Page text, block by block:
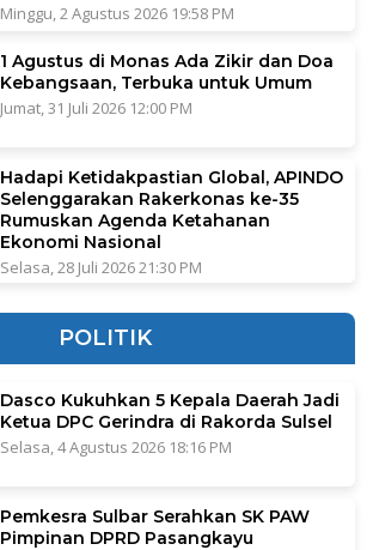
Minggu, 2 Agustus 2026 19:58 PM
1 Agustus di Monas Ada Zikir dan Doa
Kebangsaan, Terbuka untuk Umum
Jumat, 31 Juli 2026 12:00 PM
Hadapi Ketidakpastian Global, APINDO
Selenggarakan Rakerkonas ke-35
Rumuskan Agenda Ketahanan
Ekonomi Nasional
Selasa, 28 Juli 2026 21:30 PM
POLITIK
Dasco Kukuhkan 5 Kepala Daerah Jadi
Ketua DPC Gerindra di Rakorda Sulsel
Selasa, 4 Agustus 2026 18:16 PM
Pemkesra Sulbar Serahkan SK PAW
Pimpinan DPRD Pasangkayu